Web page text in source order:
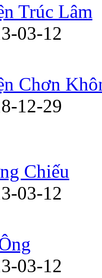
Trúc Lâm
03-12
Chơn
12-29
Chiếu
03-12
03-12